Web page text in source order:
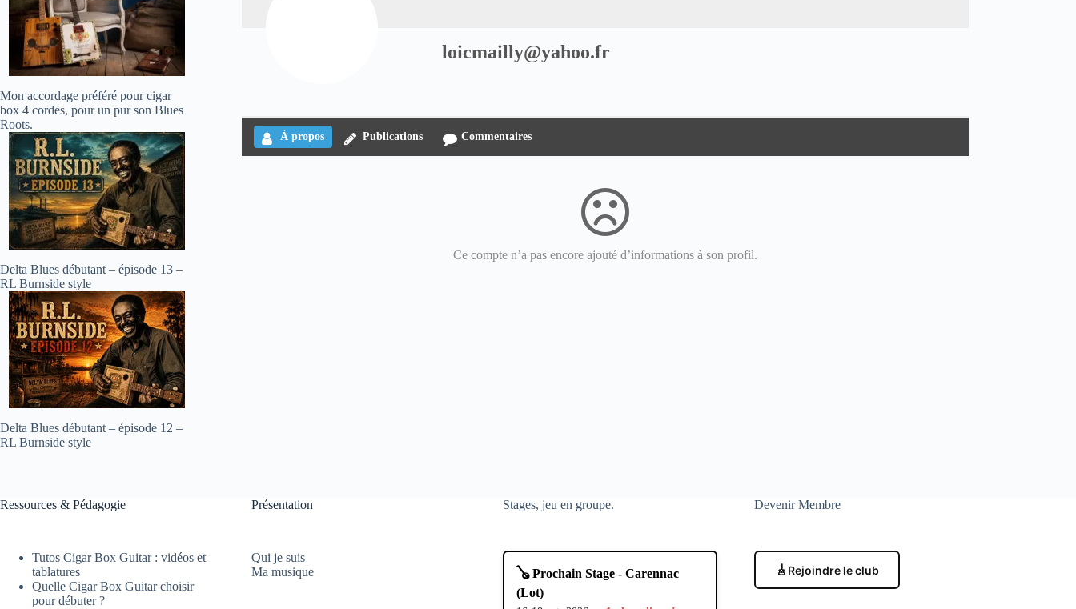
loicmailly@yahoo.fr
À propos Publications Commentaires
Ce compte n’a pas encore ajouté d’informations à son profil.
Mon accordage préféré pour cigar
box 4 cordes, pour un pur son Blues
Roots.
Delta Blues débutant – épisode 13 –
RL Burnside style
Delta Blues débutant – épisode 12 –
RL Burnside style
Ressources & Pédagogie
Tutos Cigar Box Guitar : vidéos et
tablatures
Quelle Cigar Box Guitar choisir
pour débuter ?
Présentation
Qui je suis
Ma musique
Stages, jeu en groupe.
🪕 Prochain Stage - Carennac
(Lot)
Devenir Membre
🎸 Rejoindre le club